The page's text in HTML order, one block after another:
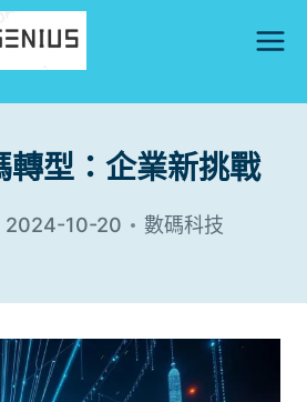
轉型：企業新挑戰
2024-10-20 數碼科技